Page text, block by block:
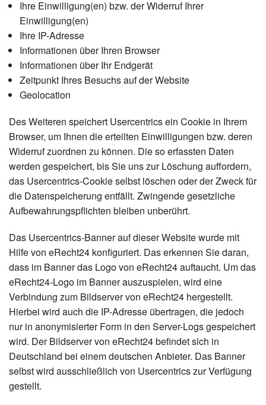
Ihre Einwilligung(en) bzw. der Widerruf Ihrer
Einwilligung(en)
Ihre IP-Adresse
Informationen über Ihren Browser
Informationen über Ihr Endgerät
Zeitpunkt Ihres Besuchs auf der Website
Geolocation
Des Weiteren speichert Usercentrics ein Cookie in Ihrem
Browser, um Ihnen die erteilten Einwilligungen bzw. deren
Widerruf zuordnen zu können. Die so erfassten Daten
werden gespeichert, bis Sie uns zur Löschung auffordern,
das Usercentrics-Cookie selbst löschen oder der Zweck für
die Datenspeicherung entfällt. Zwingende gesetzliche
Aufbewahrungspflichten bleiben unberührt.
Das Usercentrics-Banner auf dieser Website wurde mit
Hilfe von eRecht24 konfiguriert. Das erkennen Sie daran,
dass im Banner das Logo von eRecht24 auftaucht. Um das
eRecht24-Logo im Banner auszuspielen, wird eine
Verbindung zum Bildserver von eRecht24 hergestellt.
Hierbei wird auch die IP-Adresse übertragen, die jedoch
nur in anonymisierter Form in den Server-Logs gespeichert
wird. Der Bildserver von eRecht24 befindet sich in
Deutschland bei einem deutschen Anbieter. Das Banner
selbst wird ausschließlich von Usercentrics zur Verfügung
gestellt.